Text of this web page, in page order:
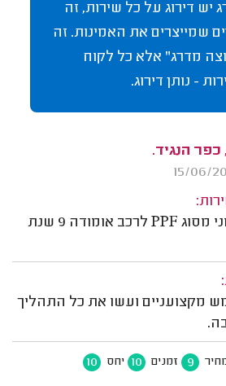
יש דירוג על כל שירות, זה
שמייצרים את האמינות. זה
מדרג" אלא כל לקוח
- נותן דירוג.
כפר הנגיד.
ציפוי חיצוני מסוג PPF לרכב אומודה 9 שנת
מקצועניים ועשו את כל התהליך
9 זמנים 10 יחס 10